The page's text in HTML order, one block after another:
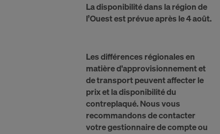
La disponibilité dans la région de
l’Ouest est prévue après le 4 août.
Les différences régionales en
matière d'approvisionnement et
de transport peuvent affecter le
prix et la disponibilité du
contreplaqué. Nous vous
recommandons de contacter
votre gestionnaire de compte ou